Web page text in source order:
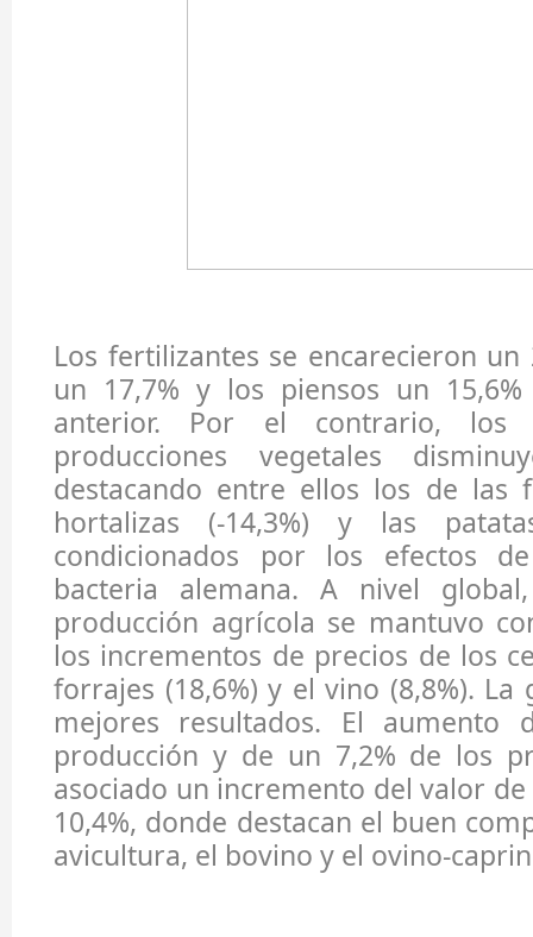
Los fertilizantes se encarecieron un
un 17,7% y los piensos un
anterior. Por el contrario, los
producciones vegetales
destacando entre ellos los de las
hortalizas (-14,3%) y las
condicionados por los efectos
bacteria alemana. A nivel
producción agrícola se mantuvo
los incrementos de precios de los
forrajes (18,6%) y el vino (8,8%).
mejores resultados. El
producción y de un 7,2% de los
asociado un incremento del valor
10,4%, donde destacan el buen
avicultura, el bovino y el ovino-